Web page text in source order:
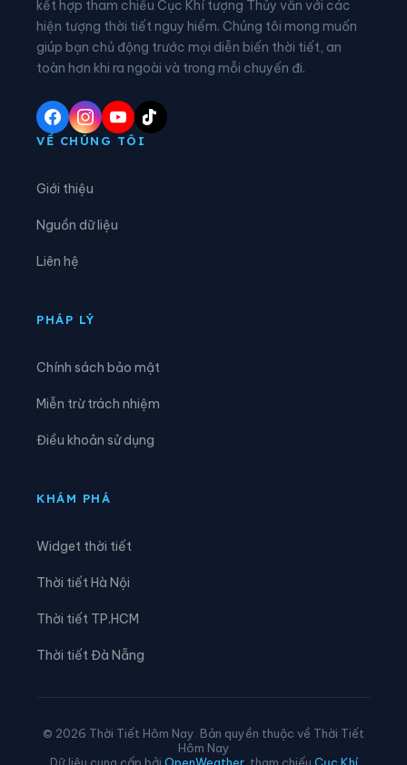
Phường Bình Trị Đông Phường Bình Trưng
Phường Cát Lái Phường Cầu Kiệu
Phường Cầu Ông Lãnh
Phường Chánh Hưng
Phường Gò Vấp
Phường Long Hương
Phường Phú Thuận
kết hợp tham chiếu Cục Khí tượng Thủy văn với các
hiện tượng thời tiết nguy hiểm. Chúng tôi mong muốn
giúp bạn chủ động trước mọi diễn biến thời tiết, an
toàn hơn khi ra ngoài và trong mỗi chuyến đi.
VỀ CHÚNG TÔI
Giới thiệu
Nguồn dữ liệu
Liên hệ
PHÁP LÝ
Chính sách bảo mật
Miễn trừ trách nhiệm
Điều khoản sử dụng
KHÁM PHÁ
Widget thời tiết
Thời tiết Hà Nội
Thời tiết TP.HCM
Thời tiết Đà Nẵng
© 2026 Thời Tiết Hôm Nay. Bản quyền thuộc về Thời Tiết
Hôm Nay